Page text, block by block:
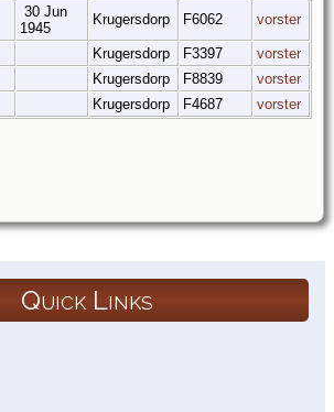
30 Jun
1945
Krugersdorp F6062 vorster
Krugersdorp F3397
vorster
Krugersdorp F8839
vorster
Krugersdorp F4687 vorster
Quick Links